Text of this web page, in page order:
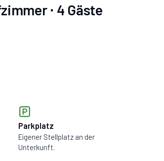
∙ 4 Gäste
Parkplatz
Eigener Stellplatz an der
Unterkunft.